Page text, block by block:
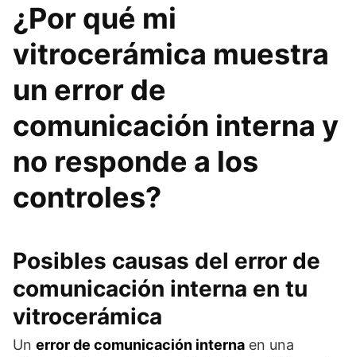
¿Por qué mi
vitrocerámica muestra
un error de
comunicación interna y
no responde a los
controles?
Posibles causas del error de
comunicación interna en tu
vitrocerámica
Un error de comunicación interna en una